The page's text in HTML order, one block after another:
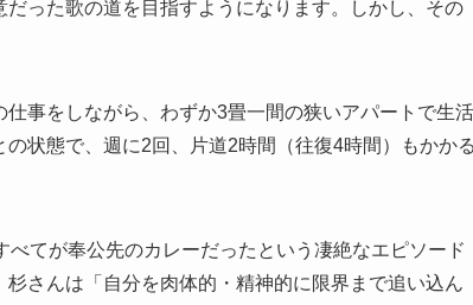
った歌の道を目指すようになります。しかし、その
事をしながら、わずか3畳一間の狭いアパートで生活
状態で、週に2回、片道2時間（往復4時間）もかか
てが奉公先のカレーだったという凄絶なエピソード
さんは「自分を肉体的・精神的に限界まで追い込ん